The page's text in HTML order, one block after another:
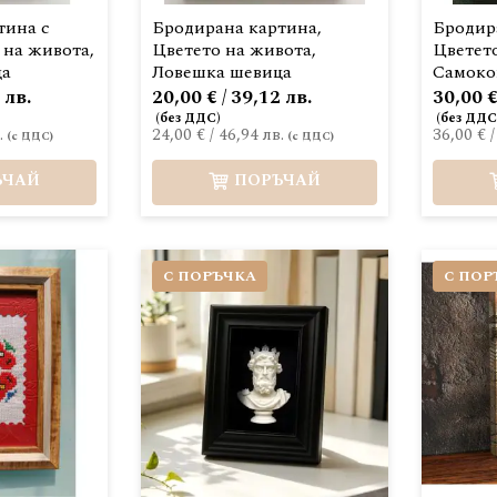
с
живота,
Бродирана картина,
Цветето на живота,
Ловешка шевица
24,00 €/ 46,94 лв.
20,00 € / 39,12 лв.
ПОРЪЧАЙ
36,00 €
30,00
С ПОРЪЧКА С